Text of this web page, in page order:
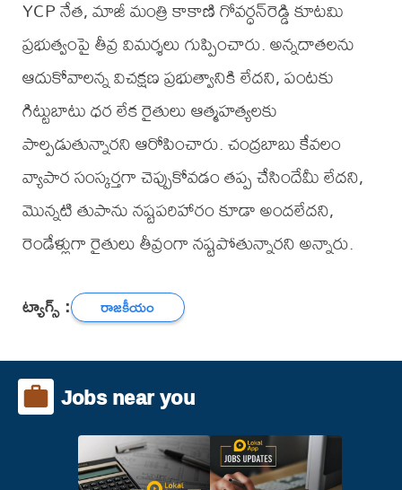
YCP నేత, మాజీ మంత్రి కాకాణి గోవర్ధన్‌రెడ్డి కూటమి
ప్రభుత్వంపై తీవ్ర విమర్శలు గుప్పించారు. అన్నదాతలను
ఆదుకోవాలన్న విచక్షణ ప్రభుత్వానికి లేదని, పంటకు
గిట్టుబాటు ధర లేక రైతులు ఆత్మహత్యలకు
పాల్పడుతున్నారని ఆరోపించారు. చంద్రబాబు కేవలం
వ్యాపార సంస్కర్తగా చెప్పుకోవడం తప్ప చేసిందేమీ లేదని,
మొన్నటి తుపాను నష్టపరిహారం కూడా అందలేదని,
రెండేళ్లుగా రైతులు తీవ్రంగా నష్టపోతున్నారని అన్నారు.
ట్యాగ్స్ : రాజకీయం
Jobs near you